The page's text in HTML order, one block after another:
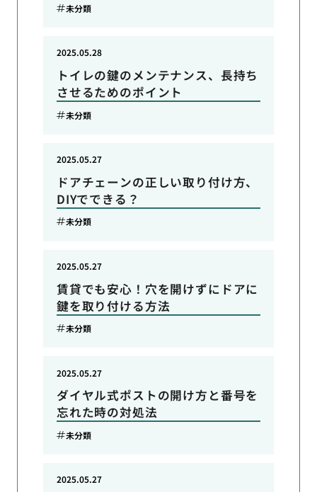
未分類
トイレの鍵のメンテナンス、長持ち
させるためのポイント
2025.05.28
未分類
ドアチェーンの正しい取り付け方、
DIYでできる？
2025.05.27
未分類
賃貸でも安心！穴を開けずにドアに
鍵を取り付ける方法
2025.05.27
未分類
ダイヤル式ポストの開け方と番号を
忘れた時の対処法
2025.05.27
未分類
2025.05.27